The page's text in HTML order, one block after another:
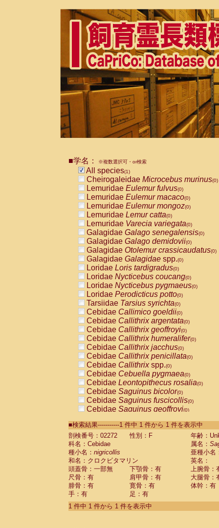
■学名： ※複数選択可・or検索
All species(1)
Cheirogaleidae Microcebus murinus(0)
Lemuridae Eulemur fulvus(0)
Lemuridae Eulemur macaco(0)
Lemuridae Eulemur mongoz(0)
Lemuridae Lemur catta(0)
Lemuridae Varecia variegata(0)
Galagidae Galago senegalensis(0)
Galagidae Galago demidovii(0)
Galagidae Otolemur crassicaudatus(0)
Galagidae Galagidae spp.(0)
Loridae Loris tardigradus(0)
Loridae Nycticebus coucang(0)
Loridae Nycticebus pygmaeus(0)
Loridae Perodicticus potto(0)
Tarsiidae Tarsius syrichta(0)
Cebidae Callimico goeldii(0)
Cebidae Callithrix argentata(0)
Cebidae Callithrix geoffroyi(0)
Cebidae Callithrix humeralifer(0)
Cebidae Callithrix jacchus(0)
Cebidae Callithrix penicillata(0)
Cebidae Callithrixspp.(0)
Cebidae Cebuella pygmaea(0)
Cebidae Leontopithecus rosalia(0)
Cebidae Saguinus bicolor(0)
Cebidae Saguinus fuscicollis(0)
Cebidae Saguinus geoffroyi(0)
CebidaeSaguinus labiatus(0)
Cebidae Saguinus leucopus (0)
Cebidae
CebidaeSaguinus mystax
CebidaeSaguinus nigricollis (1)
Cebidae Saguinus oedipus
Cebidae Saguinus weddelli
Cebidae Saguinusspp.
Cebidae Aotus trivirgatus
Cebidae Cebus albifrons
■検索結果-----------1 件中 1 件から 1 件を表示中
剖検番号：02272
性別：F
年齢：
科名：Cebidae
属名：
種小名： nigricollis
亜種小名
和名：クロクビタマリン
英名：
頭蓋骨：一部無
下顎骨：有
上腕骨：
尺骨：有
肩甲骨：有
大腿骨：
腓骨：有
寛骨：有
体幹：有
手：有
足：有
1 件中 1 件から 1 件を表示中